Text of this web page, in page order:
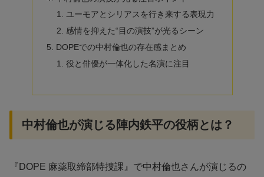
ユーモアとシリアスを行き来する表現力
感情を抑えた“目の演技”が光るシーン
DOPEでの中村倫也の存在感まとめ
役と俳優が一体化した名演に注目
中村倫也が演じる陣内鉄平の役柄とは？
『DOPE 麻薬取締部特捜課』で中村倫也さんが演じるの